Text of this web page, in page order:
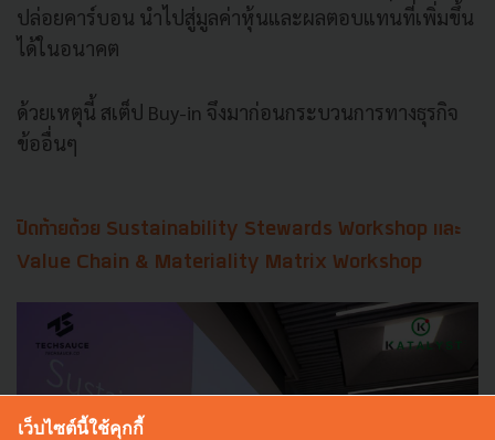
ปล่อยคาร์บอน นำไปสู่มูลค่าหุ้นและผลตอบแทนที่เพิ่มขึ้น
ได้ในอนาคต
ด้วยเหตุนี้ สเต็ป Buy-in จึงมาก่อนกระบวนการทางธุรกิจ
ข้ออื่นๆ
ปิดท้ายด้วย Sustainability Stewards Workshop และ
Value Chain & Materiality Matrix Workshop
เว็บไซต์นี้ใช้คุกกี้